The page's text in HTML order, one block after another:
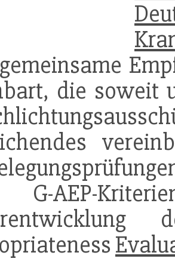
die soweit
AEP-